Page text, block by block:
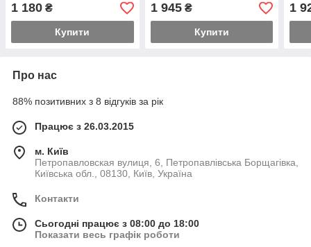
1 180 ₴
Купити
1 945₴
Купити
1
Про нас
88% позитивних з 8 відгуків за рік
Працює з 26.03.2015
м. Київ
Петропавловская вулиця, 6, Петропавлівська Борщагівка,
Київська обл., 08130, Київ, Україна
Контакти
Сьогодні працює з 08:00 до 18:00
Показати весь графік роботи